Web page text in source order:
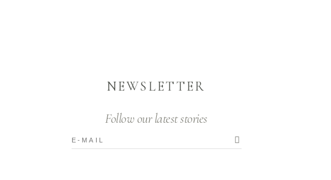
NEWSLETTER
Follow our latest stories